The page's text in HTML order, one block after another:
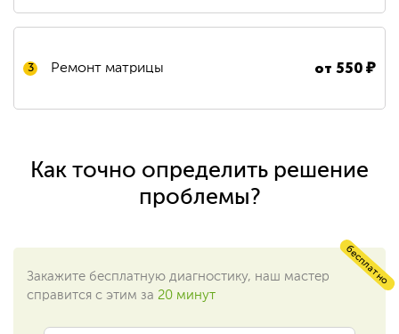
3 Ремонт матрицы от550₽
Как точно определить решение
проблемы?
бесплатно
Закажите бесплатную диагностику, наш мастер
справится с этим за 20 минут